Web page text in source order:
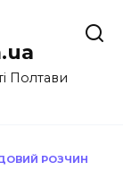
Полтави
РОЗЧИН